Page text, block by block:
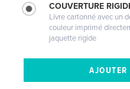
COUVERTURE
Livre cartonné avec un
couleur imprimé
jaquette rigide